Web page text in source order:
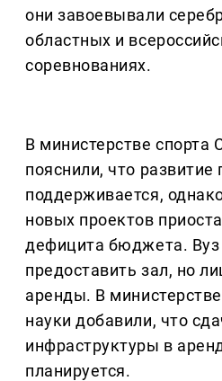
они завоевывали
областных и
соревнованиях.
В министерстве спорта
пояснили, что развитие
поддерживается,
новых проектов
дефицита бюджета. Вуз
предоставить зал, но
аренды. В
науки добавили, что
инфраструктуры в
планируется.